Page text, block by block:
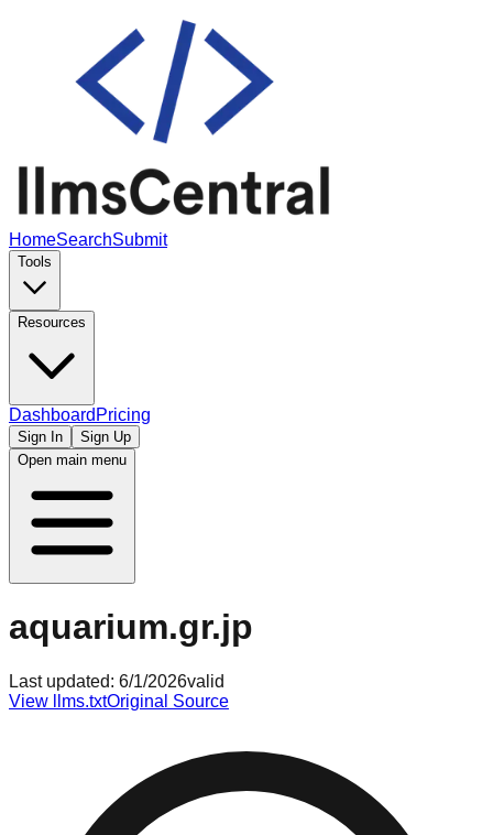
HomeSearchSubmit
Tools
Resources
Dashboard Pricing
Sign In
Sign Up
Open main menu
aquarium.gr.jp
Last updated: 6/1/2026valid
View llms.txtOriginal Source